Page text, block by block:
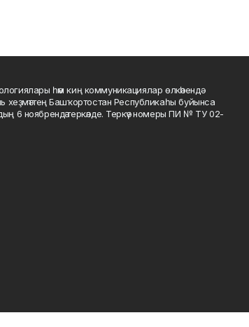
һәм киң коммуникациялар өлкәһендә
хеҙмәттең Башҡортостан Республикаһы буйынса
6 ноябрендә теркәлде. Теркәү номеры ПИ № ТУ 02-